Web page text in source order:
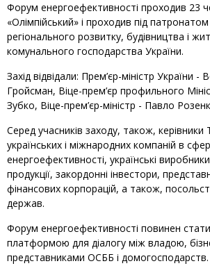
Форум енергоефективності проходив 23
«Олімпійський» і проходив під
регіонального розвитку, будівництва і
комунального господарства України.
Захід відвідали: Прем’єр-міністр України
Гройсман, Віце-прем’єр профильного
Зубко, Віце-прем’єр-міністр - Павло
Серед учасників заходу, також,
українських і міжнародних компаній в
енергоефективності, українські
продукції, закордонні інвестори,
фінансових корпорацій, а також,
держав.
Форум енергоефективності повинен
платформою для діалогу між владою,
представниками ОСББ і домогосподарств.